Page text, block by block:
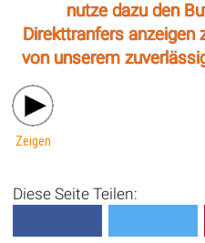
nutze dazu den
Direkttranfers anzeigen
von unserem
Zeigen
Diese Seite Teilen: